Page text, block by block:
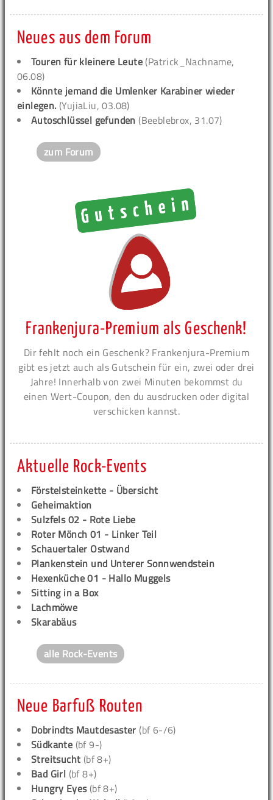
Neues aus dem Forum
Touren für kleinere Leute (Patrick_Nachname,
06.08)
Könnte jemand die Umlenker Karabiner wieder
einlegen. (YujiaLiu, 03.08)
Autoschlüssel gefunden (Beeblebrox, 31.07)
zum Forum
Frankenjura-Premium als Geschenk!
Dir fehlt noch ein Geschenk? Frankenjura-Premium
gibt es jetzt auch als Gutschein für ein, zwei oder drei
Jahre! Innerhalb von zwei Minuten bekommst du
einen Wert-Coupon, den du ausdrucken oder digital
verschicken kannst.
Aktuelle Rock-Events
Förstelsteinkette - Übersicht
Geheimaktion
Sulzfels 02 - Rote Liebe
Roter Mönch 01 - Linker Teil
Schauertaler Ostwand
Plankenstein und Unterer Sonnwendstein
Hexenküche 01 - Hallo Muggels
Sitting in a Box
Lachmöwe
Skarabäus
alle Rock-Events
Neue Barfuß Routen
Dobrindts Mautdesaster (bf 6-/6)
Südkante (bf 9-)
Streitsucht (bf 8+)
Bad Girl (bf 8+)
Hungry Eyes(bf 8+)